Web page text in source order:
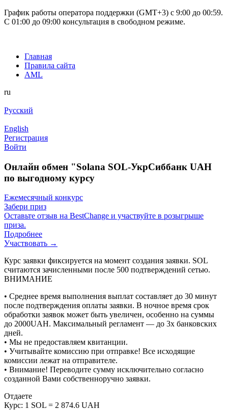
График работы оператора поддержки (GMT+3) c 9:00 до 00:59.
С 01:00 до 09:00 консультация в свободном режиме.
Главная
Правила сайта
AML
ru
Русский
English
Регистрация
Войти
Онлайн обмен "Solana SOL-УкрСиббанк UAH
по выгодному курсу
Ежемесячный конкурс
Забери приз
Оставьте отзыв на BestChange и участвуйте в розыгрыше
приза.
Подробнее
Участвовать →
Курс заявки фиксируется на момент создания заявки. SOL
считаются зачисленными после 500 подтверждений сетью.
ВНИМАНИЕ
• Среднее время выполнения выплат составляет до 30 минут
после подтверждения оплаты заявки. В ночное время срок
обработки заявок может быть увеличен, особенно на суммы
до 2000UAH. Максимальный регламент — до 3х банковских
дней.
• Мы не предоставляем квитанции.
• Учитывайте комиссию при отправке! Все исходящие
комиссии лежат на отправителе.
• Внимание! Переводите сумму исключительно согласно
созданной Вами собственноручно заявки.
Отдаете
Курс: 1 SOL = 2 874.6 UAH